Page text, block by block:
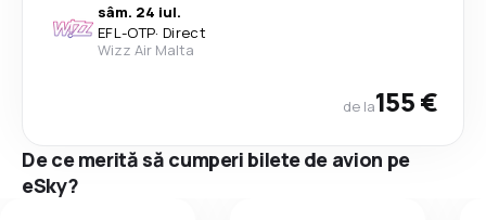
sâm. 24 iul.
EFL-OTP· Direct
Wizz Air Malta
de la155 €
De ce merită să cumperi bilete de avion pe
eSky?